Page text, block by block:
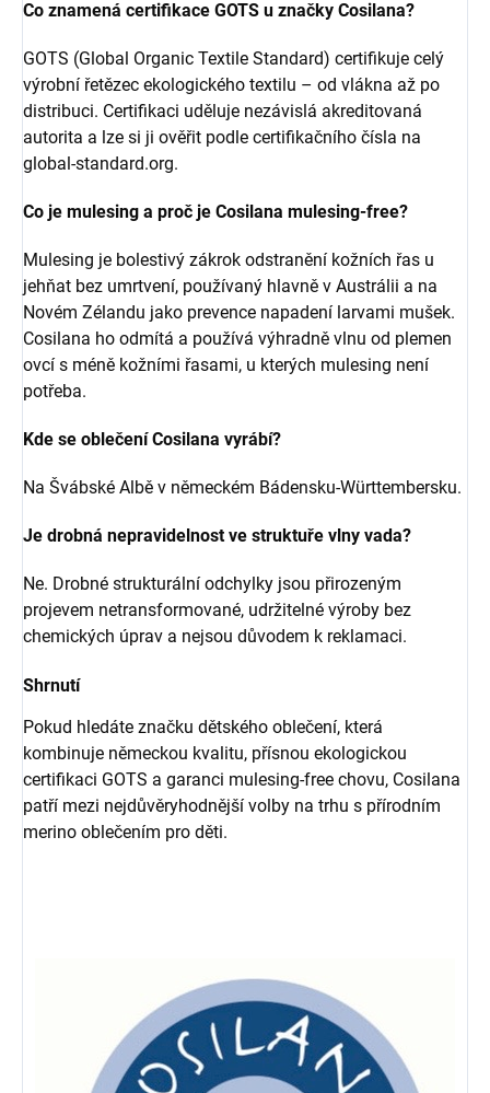
Co znamená certifikace GOTS u značky Cosilana?
GOTS (Global Organic Textile Standard) certifikuje celý
výrobní řetězec ekologického textilu – od vlákna až po
distribuci. Certifikaci uděluje nezávislá akreditovaná
autorita a lze si ji ověřit podle certifikačního čísla na
global-standard.org.
Co je mulesing a proč je Cosilana mulesing-free?
Mulesing je bolestivý zákrok odstranění kožních řas u
jehňat bez umrtvení, používaný hlavně v Austrálii a na
Novém Zélandu jako prevence napadení larvami mušek.
Cosilana ho odmítá a používá výhradně vlnu od plemen
ovcí s méně kožními řasami, u kterých mulesing není
potřeba.
Kde se oblečení Cosilana vyrábí?
Na Švábské Albě v německém Bádensku-Württembersku.
Je drobná nepravidelnost ve struktuře vlny vada?
Ne. Drobné strukturální odchylky jsou přirozeným
projevem netransformované, udržitelné výroby bez
chemických úprav a nejsou důvodem k reklamaci.
Shrnutí
Pokud hledáte značku dětského oblečení, která
kombinuje německou kvalitu, přísnou ekologickou
certifikaci GOTS a garanci mulesing-free chovu, Cosilana
patří mezi nejdůvěryhodnější volby na trhu s přírodním
merino oblečením pro děti.